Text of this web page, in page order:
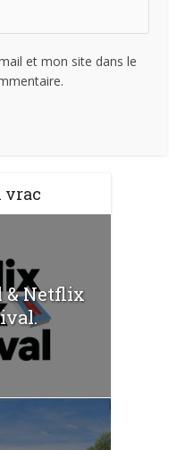
et mon site dans le
vrac
& Netflix